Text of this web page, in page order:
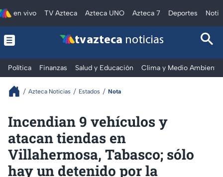
en vivo TV Azteca Azteca UNO Azteca 7 Deportes
tv azteca noticias
Política Finanzas Salud y Educación Clima y Medio Ambiente
Azteca Noticias Estados Nota
Incendian 9 vehículos y
atacan tiendas en
Villahermosa, Tabasco; sólo
hay un detenido por la